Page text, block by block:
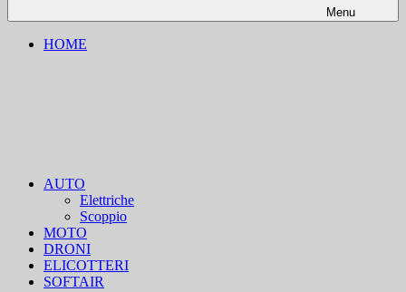
Menu
HOME
AUTO
Elettriche
Scoppio
MOTO
DRONI
ELICOTTERI
SOFTAIR